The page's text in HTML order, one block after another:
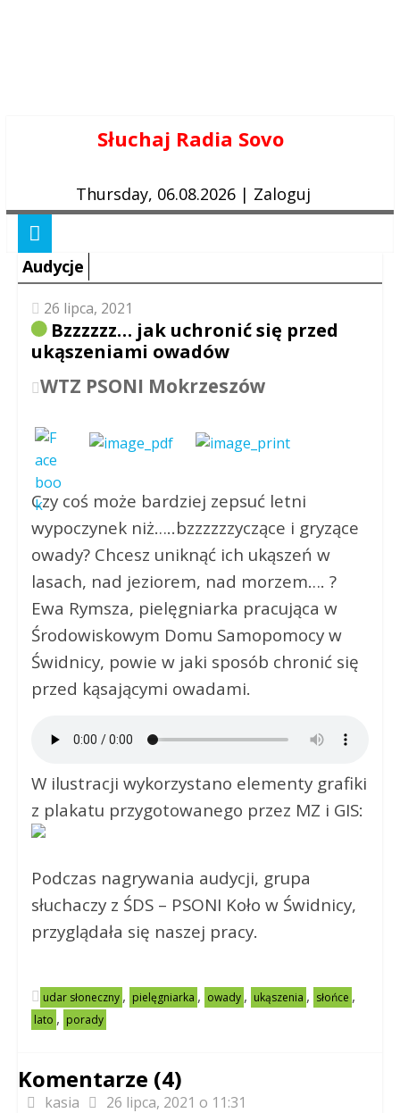
Słuchaj Radia Sovo
Thursday, 06.08.2026 | Zaloguj
Audycje
26 lipca, 2021
Bzzzzzz… jak uchronić się przed
ukąszeniami owadów
WTZ PSONI Mokrzeszów
Czy coś może bardziej zepsuć letni
wypoczynek niż…..bzzzzzzyczące i gryzące
owady? Chcesz uniknąć ich ukąszeń w
lasach, nad jeziorem, nad morzem…. ?
Ewa Rymsza, pielęgniarka pracująca w
Środowiskowym Domu Samopomocy w
Świdnicy, powie w jaki sposób chronić się
przed kąsającymi owadami.
W ilustracji wykorzystano elementy grafiki
z plakatu przygotowanego przez MZ i GIS:
Podczas nagrywania audycji, grupa
słuchaczy z ŚDS – PSONI Koło w Świdnicy,
przyglądała się naszej pracy.
udar słoneczny , pielęgniarka , owady , ukąszenia , słońce ,
lato , porady
Komentarze (4)
kasia 26 lipca, 2021 o 11:31